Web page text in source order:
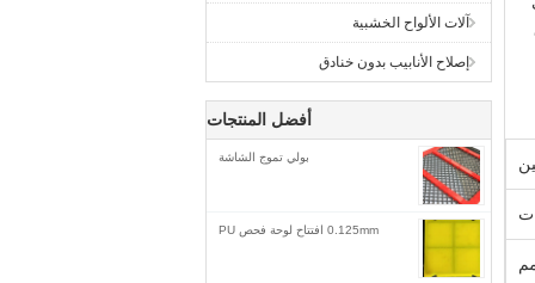
آلات الألواح الخشبية
إصلاح الأنابيب بدون خنادق
أفضل المنتجات
بولي تموج الشاشة
0.125mm افتتاح لوحة فحص PU